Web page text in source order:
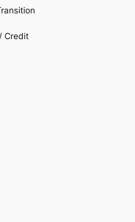
Credit